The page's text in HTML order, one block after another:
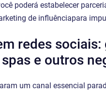
poderá estabelecer
de influênciapara
redes
e outros
um canal essencial